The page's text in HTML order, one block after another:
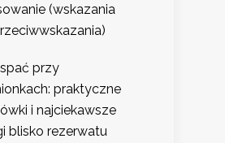
(wskazania
przy
praktyczne
i najciekawsze
blisko rezerwatu